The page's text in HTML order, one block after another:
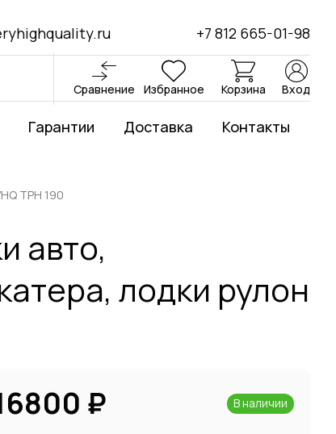
+7 812 665-01-98
Сравнение Избранное Корзина Вход
Гарантии Доставка Контакты
TPH 190
авто,
лодки рулон
₽ В наличии